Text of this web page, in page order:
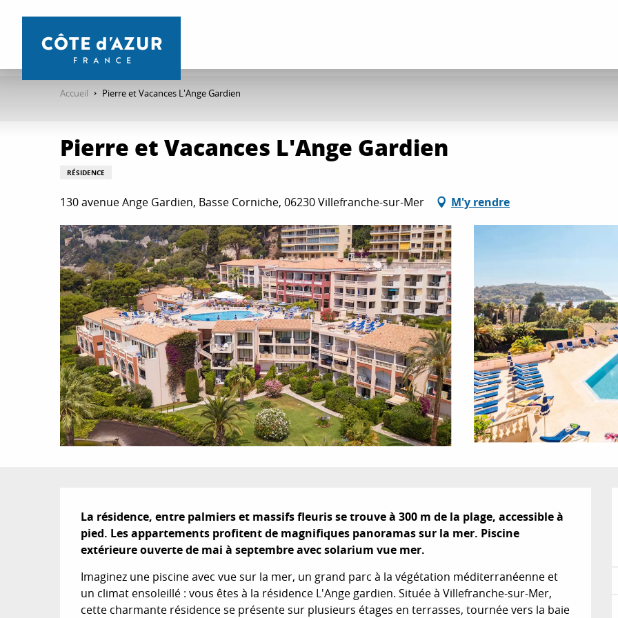
contenu
Accueil Pierre et Vacances L'Ange Gardien
Pierre et Vacances L'Ange Gardien
RÉSIDENCE
130 avenue Ange Gardien, Basse Corniche, 06230 Villefranche-sur-Mer M'y rendre
Description
La résidence, entre palmiers et massifs fleuris se trouve à 300 m de la plage, accessible à
pied. Les appartements profitent de magnifiques panoramas sur la mer. Piscine
extérieure ouverte de mai à septembre avec solarium vue mer.
Imaginez une piscine avec vue sur la mer, un grand parc à la végétation méditerranéenne et
un climat ensoleillé : vous êtes à la résidence L'Ange gardien. Située à Villefranche-sur-Mer,
cette charmante résidence se présente sur plusieurs étages en terrasses, tournée vers la baie